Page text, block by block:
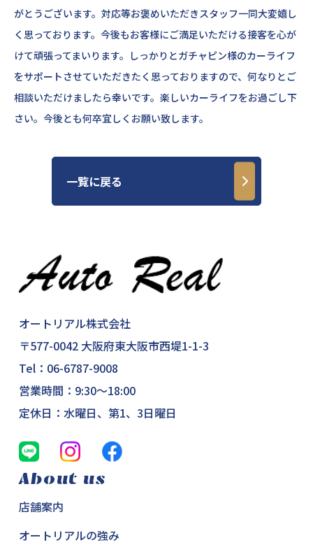
がとうございます。対応等お褒めいただきスタッフ一同大変嬉し
く思っております。今後もお客様にご満足いただける接客を心が
けて頑張ってまいります。しっかりとガチャピン様のカーライフ
をサポートさせていただきたく思っておりますので、何なりとご
相談いただけましたら幸いです。楽しいカーライフをお過ごし下
さい。今後とも何卒宜しくお願い致します。
一覧に戻る
オートリアル株式会社
〒577-0042 大阪府東大阪市西堤1-1-3
Tel： 06-6787-9008
営業時間：9:30～18:00
定休日：水曜日、第1、3日曜日
About us
店舗案内
オートリアルの強み